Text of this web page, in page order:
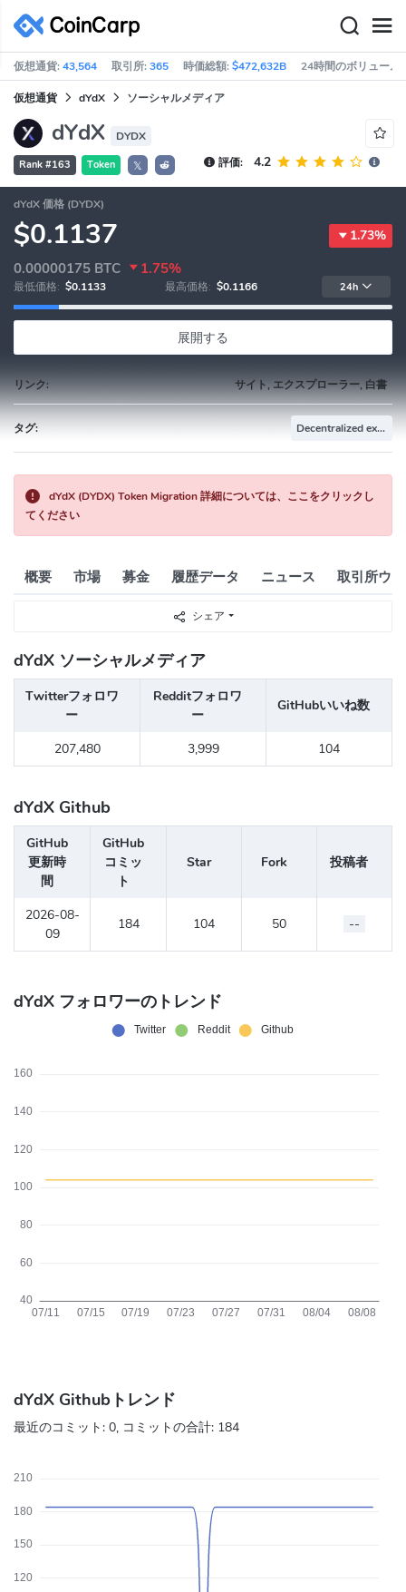
仮想通貨:43,564 取引所:365 時価総額:$472,632B 24時間のボリューム:
仮想通貨 dYdX ソーシャルメディア
dYdX DYDX
Rank #163 Token 𝕏 評価: 4.2
dYdX 価格 (DYDX)
$0.1137 1.73%
0.00000175 BTC 1.75%
最低価格: $0.1133 最高価格: $0.1166 24h
展開する
リンク: サイト, エクスプローラー, 白書
タグ: Decentralized exchange
dYdX (DYDX) Token Migration 詳細については、ここをクリックし
てください
概要 市場 募金 履歴データ ニュース 取引所ウ
シェア
dYdX ソーシャルメディア
Twitterフォロワ
ー
Redditフォロワ
ー
GitHubいいね数
207,480 3,999 104
dYdX Github
GitHub
更新時
間
GitHub
コミッ
ト
Star Fork 投稿者
2026-08-
09
184 104 50 --
dYdX フォロワーのトレンド
dYdX Githubトレンド
最近のコミット: 0, コミットの合計: 184